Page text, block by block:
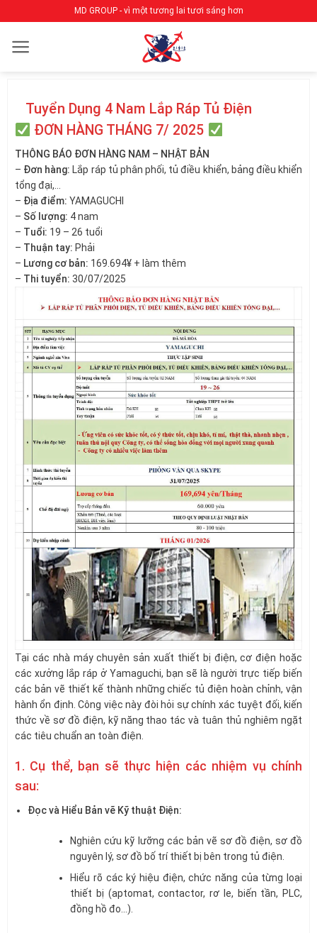
qua
nội
MD GROUP - vì một tương lai tươi sáng hơn
Tuyển Dụng 4 Nam Lắp Ráp Tủ Điện
ĐƠN HÀNG THÁNG 7/ 2025
THÔNG BÁO ĐƠN HÀNG NAM – NHẬT BẢN
– Đơn hàng: Lắp ráp tủ phân phối, tủ điều khiển, bảng điều khiển
tổng đại,…
– Địa điểm: YAMAGUCHI
– Số lượng: 4 nam
– Tuổi: 19 – 26 tuổi
– Thuận tay: Phải
– Lương cơ bản: 169.694¥ + làm thêm
– Thi tuyển: 30/07/2025
Tại các nhà máy chuyên sản xuất thiết bị điện, cơ điện hoặc
các xưởng lắp ráp ở Yamaguchi, bạn sẽ là người trực tiếp biến
các bản vẽ thiết kế thành những chiếc tủ điện hoàn chỉnh, vận
hành ổn định. Công việc này đòi hỏi sự chính xác tuyệt đối, kiến
thức về sơ đồ điện, kỹ năng thao tác và tuân thủ nghiêm ngặt
các tiêu chuẩn an toàn điện.
1. Cụ thể, bạn sẽ thực hiện các nhiệm vụ chính
sau:
Đọc và Hiểu Bản vẽ Kỹ thuật Điện:
Nghiên cứu kỹ lưỡng các bản vẽ sơ đồ điện, sơ đồ
nguyên lý, sơ đồ bố trí thiết bị bên trong tủ điện.
Hiểu rõ các ký hiệu điện, chức năng của từng loại
thiết bị (aptomat, contactor, rơ le, biến tần, PLC,
đồng hồ đo…).